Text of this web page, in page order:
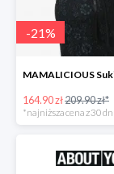
-21%
164.90 zł209.90 zł*